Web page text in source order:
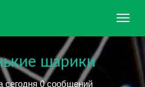
шарики
сегодня 0 сообщений